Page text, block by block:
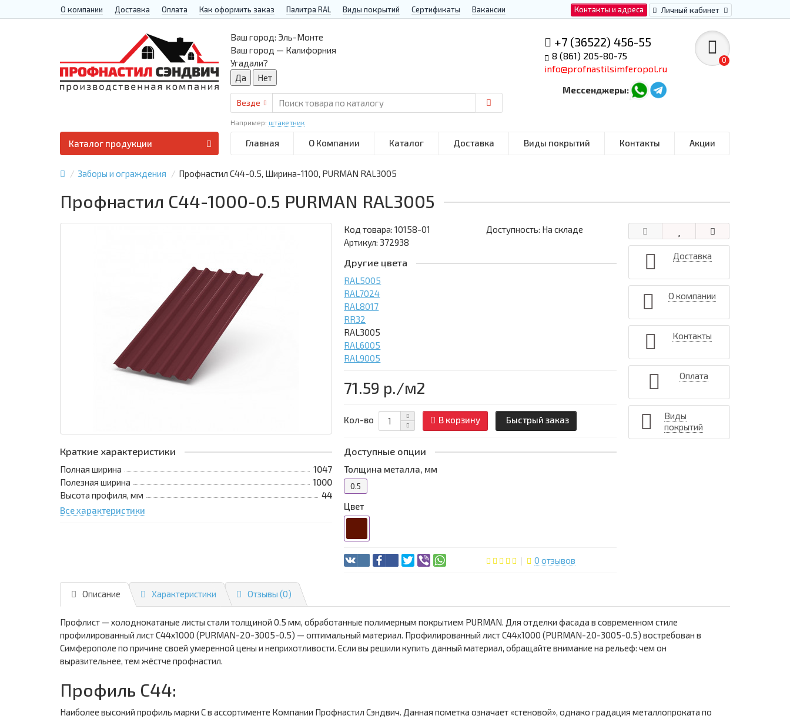
Контакты и адреса Личный кабинет
О компании Доставка Оплата Как оформить заказ Палитра RAL Виды покрытий Сертификаты Вакансии
+7 (36522) 456-55
8 (861) 205-80-75
info@profnastilsimferopol.ru
Мессенджеры:
0
Ваш город: Эль-Монте
Ваш город — Калифорния
Угадали?
Везде
Например: штакетник
Главная О Компании Каталог Доставка Виды покрытий Контакты Акции
Каталог продукции
Заборы и ограждения Профнастил С44-0.5, Ширина-1100, PURMAN RAL3005
Профнастил С44-1000-0.5 PURMAN RAL3005
Краткие характеристики
Полная ширина
1047
Полезная ширина
1000
Высота профиля, мм
44
Все характеристики
Код товара:10158-01
Доступность: На складе
Артикул: 372938
Другие цвета
RAL5005
RAL7024
RAL8017
RR32
RAL3005
RAL6005
RAL9005
71.59 р./м2
Кол-во В корзину Быстрый заказ
Доступные опции
Толщина металла, мм
0.5
Цвет
0 отзывов
Доставка
О компании
Контакты
Оплата
Виды
покрытий
Описание Характеристики Отзывы (0)
Профлист — холоднокатаные листы стали толщиной 0.5 мм, обработанные полимерным покрытием PURMAN. Для отделки фасада в современном стиле
профилированный лист С44х1000 (PURMAN-20-3005-0.5) — оптимальный материал. Профилированный лист С44х1000 (PURMAN-20-3005-0.5) востребован в
Симферополе по причине своей умеренной цены и неприхотливости. Если вы решили купить данный материал, обращайте внимание на рельеф: чем он
выразительнее, тем жёстче профнастил.
Профиль С44:
Наиболее высокий профиль марки С в ассортименте Компании Профнастил Сэндвич. Данная пометка означает «стеновой», однако градация металлопроката по